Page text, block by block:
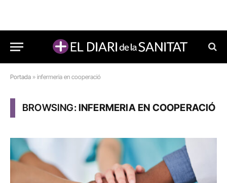
Portada » infermeria en cooperació
BROWSING:INFERMERIA EN COOPERACIÓ